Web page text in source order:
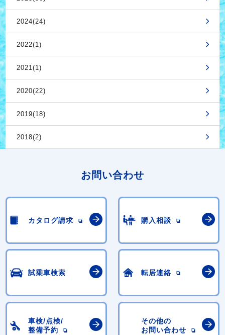
2024(24)
2022(1)
2021(1)
2020(22)
2019(18)
2018(2)
お問い合わせ
カタログ請求 購入相談
試乗車検索 転居連絡
車検/点検/
整備予約
その他の
お問い合わせ